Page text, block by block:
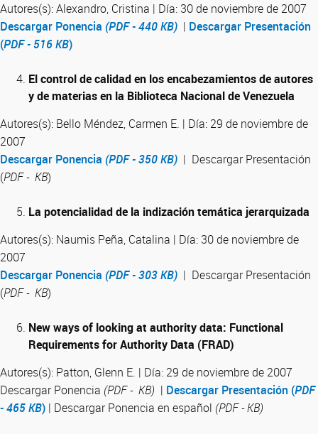
Autores(s): Alexandro, Cristina | Día: 30 de noviembre de 2007
Descargar Ponencia (PDF - 440 KB) | Descargar Presentación
(PDF - 516 KB)
El control de calidad en los encabezamientos de autores
y de materias en la Biblioteca Nacional de Venezuela
Autores(s): Bello Méndez, Carmen E. | Día: 29 de noviembre de
2007
Descargar Ponencia (PDF - 350 KB) | Descargar Presentación
(PDF - KB)
La potencialidad de la indización temática jerarquizada
Autores(s): Naumis Peña, Catalina | Día: 30 de noviembre de
2007
Descargar Ponencia (PDF - 303 KB) | Descargar Presentación
(PDF - KB)
New ways of looking at authority data: Functional
Requirements for Authority Data (FRAD)
Autores(s): Patton, Glenn E. | Día: 29 de noviembre de 2007
Descargar Ponencia (PDF - KB) | Descargar Presentación (PDF
- 465 KB) | Descargar Ponencia en español (PDF - KB)